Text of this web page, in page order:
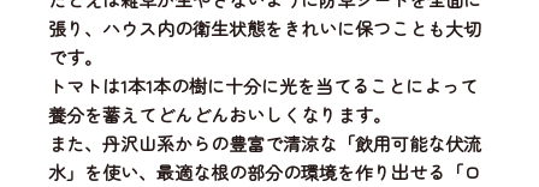
張り、ハウス内の衛生状態をきれいに保つことも大切
です。
トマトは1本1本の樹に十分に光を当てることによって
養分を蓄えてどんどんおいしくなります。
また、丹沢山系からの豊富で清涼な「飲用可能な伏流
水」を使い、 最適な根の部分の環境を作り出せる「ロ